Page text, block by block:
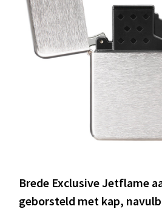
Brede Exclusive Jetflame
geborsteld met kap,